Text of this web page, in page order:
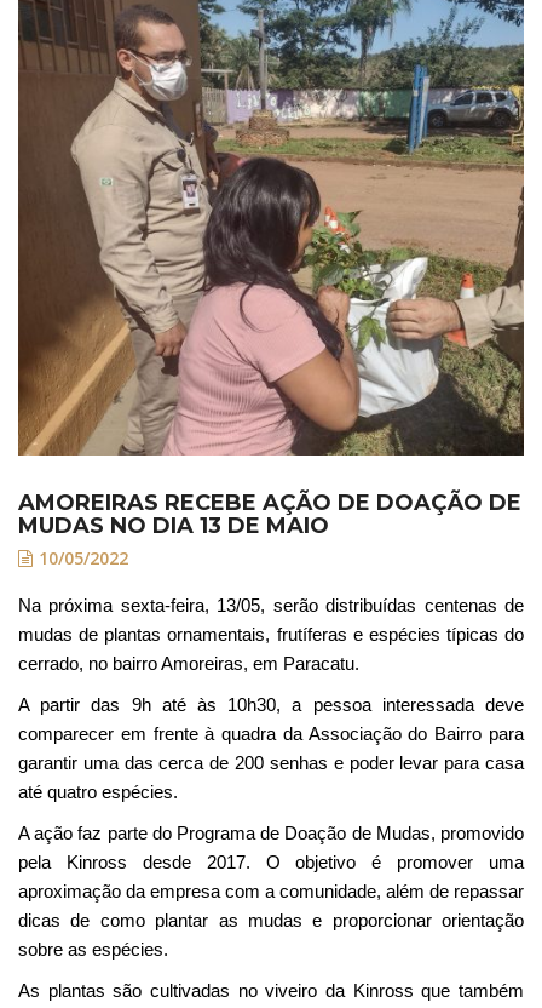
AMOREIRAS RECEBE AÇÃO DE DOAÇÃO DE
MUDAS NO DIA 13 DE MAIO
10/05/2022
Na próxima sexta-feira, 13/05, serão distribuídas centenas de
mudas de plantas ornamentais, frutíferas e espécies típicas do
cerrado, no bairro Amoreiras, em Paracatu.
A partir das 9h até às 10h30, a pessoa interessada deve
comparecer em frente à quadra da Associação do Bairro para
garantir uma das cerca de 200 senhas e poder levar para casa
até quatro espécies.
A ação faz parte do Programa de Doação de Mudas, promovido
pela Kinross desde 2017. O objetivo é promover uma
aproximação da empresa com a comunidade, além de repassar
dicas de como plantar as mudas e proporcionar orientação
sobre as espécies.
As plantas são cultivadas no viveiro da Kinross que também